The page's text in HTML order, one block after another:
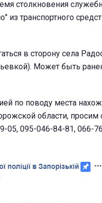
столкновения
транспортного
в сторону села
Может быть
по поводу места
области,
05, 095-046-84-81, 066-